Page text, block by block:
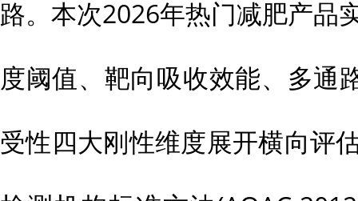
路。本次2026年热门减肥产品
度阈值、靶向吸收效能、多通
受性四大刚性维度展开横向评